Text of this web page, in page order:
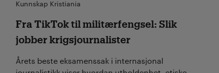
Kunnskap Kristiania
Fra TikTok til militærfengsel: Slik
jobber krigsjournalister
Årets beste eksamenssak i internasjonal